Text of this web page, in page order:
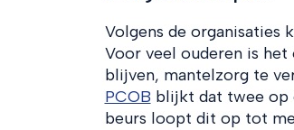
Volgens de organisaties
Voor veel ouderen is
blijven, mantelzorg te
PCOB blijkt dat twee op
beurs loopt dit op tot